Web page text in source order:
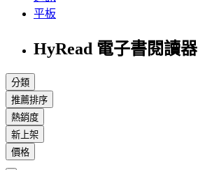
平板
HyRead 電子書閱讀器
分類
推薦排序
熱銷度
新上架
價格